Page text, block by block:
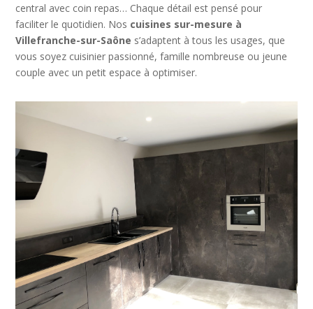
central avec coin repas… Chaque détail est pensé pour
faciliter le quotidien. Nos cuisines sur-mesure à
Villefranche-sur-Saône s’adaptent à tous les usages, que
vous soyez cuisinier passionné, famille nombreuse ou jeune
couple avec un petit espace à optimiser.